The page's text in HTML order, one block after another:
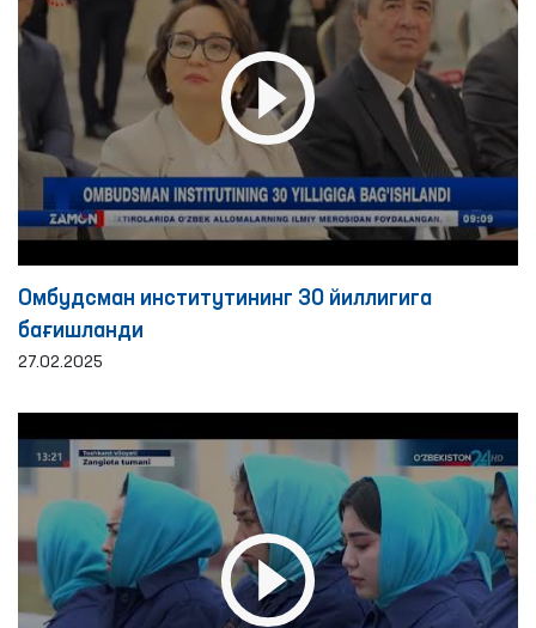
Омбудсман институтининг 30 йиллигига
бағишланди
27.02.2025